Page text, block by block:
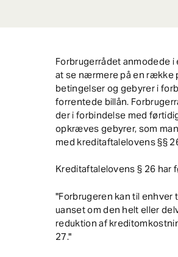
Forbrugerrådet anmodede
at se nærmere på en række
betingelser og gebyrer i
forrentede billån.
der i forbindelse med
opkræves gebyrer, som
med kreditaftalelovens §§
Kreditaftalelovens § 26 har
"Forbrugeren kan til
uanset om den helt eller
reduktion af
27."